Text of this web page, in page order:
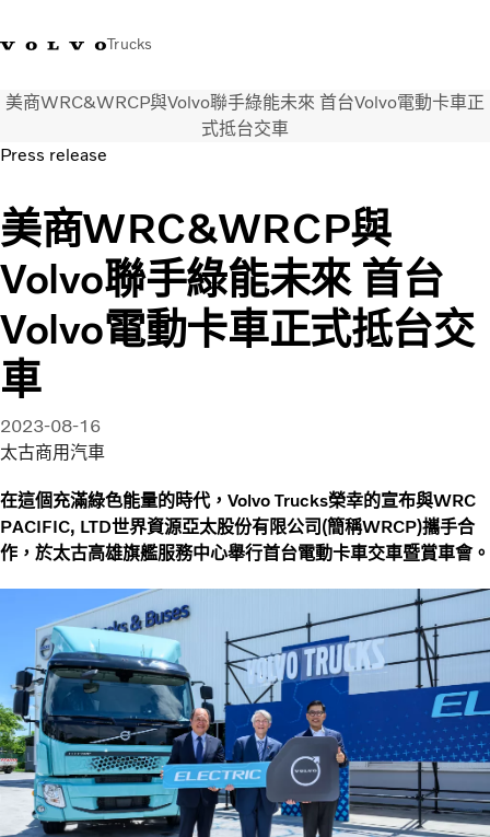
Trucks
WhatsApp 3713 1738 售服專線 3713 1788Volvo Trucks 商店查找經銷商香港
貨車
服務
尋找經銷商
News
關於我們
聯絡我們
IAL 電子報
下載專區
美商WRC&WRCP與Volvo聯手綠能未來 首台Volvo電動卡車正
式抵台交車
Press release
美商WRC&WRCP與
Volvo聯手綠能未來 首台
Volvo電動卡車正式抵台交
車
2023-08-16
太古商用汽車
在這個充滿綠色能量的時代，Volvo Trucks榮幸的宣布與WRC
PACIFIC, LTD世界資源亞太股份有限公司(簡稱WRCP)攜手合
作，於太古高雄旗艦服務中心舉行首台電動卡車交車暨賞車會。